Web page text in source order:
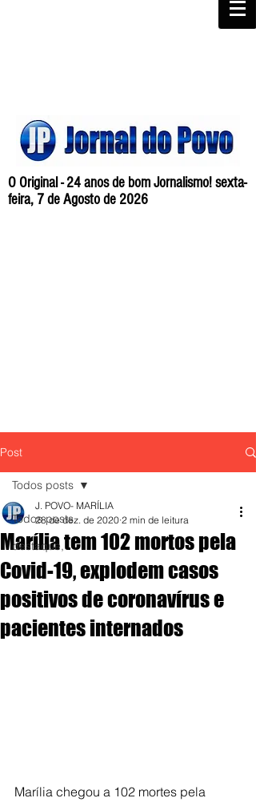
O Original - 24 anos de bom Jornalismo! sexta-
feira, 7 de Agosto de 2026
Post
Todos posts
destaque,
Todos posts
Marília tem 102 mortos pela
Covid-19, explodem casos
positivos de coronavírus e
pacientes internados
J. POVO- MARÍLIA
28 de dez. de 2020 2 min de leitura
Marília chegou a 102 mortes pela